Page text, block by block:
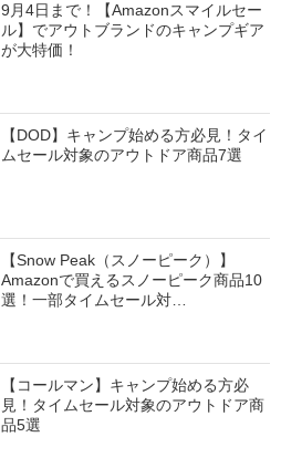
9月4日まで！【Amazonスマイルセー
ル】でアウトブランドのキャンプギア
が大特価！
【DOD】キャンプ始める方必見！タイ
ムセール対象のアウトドア商品7選
【Snow Peak（スノーピーク）】
Amazonで買えるスノーピーク商品10
選！一部タイムセール対…
【コールマン】キャンプ始める方必
見！タイムセール対象のアウトドア商
品5選